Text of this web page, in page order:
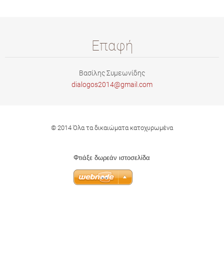
Επαφή
Βασίλης Συμεωνίδης
dialogos2014@gmail.com
© 2014 Όλα τα δικαιώματα κατοχυρωμένα
Φτιάξε δωρεάν ιστοσελίδα